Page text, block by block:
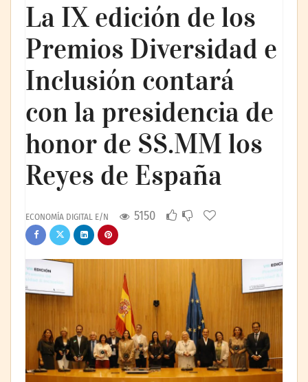
La IX edición de los
Premios Diversidad e
Inclusión contará
con la presidencia de
honor de SS.MM los
Reyes de España
ECONOMÍA DIGITAL E/N 5150